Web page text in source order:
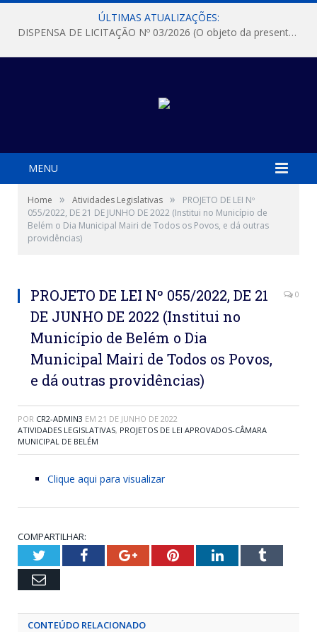
ÚLTIMAS ATUALIZAÇÕES:
DISPENSA DE LICITAÇÃO Nº 03/2026 (O objeto da presente dispensa é a escolha da proposta mais vantajosa para a aquisição, de aparelhos de ar condicionado, tipo Split, com material de instalação e fogão industrial, conforme condições, quantidades e exigências estabelecidas no termo de referencia e neste aviso de contratação direta e seus anexos)
MENU
Home » Atividades Legislativas »
PROJETO DE LEI Nº
055/2022, DE 21 DE JUNHO DE 2022 (Institui no Município de
Belém o Dia Municipal Mairi de Todos os Povos, e dá outras
providências)
PROJETO DE LEI Nº 055/2022, DE 21
DE JUNHO DE 2022 (Institui no
Município de Belém o Dia
Municipal Mairi de Todos os Povos,
e dá outras providências)
0
POR CR2-ADMIN3 EM 21 DE JUNHO DE 2022
ATIVIDADES LEGISLATIVAS, PROJETOS DE LEI APROVADOS-CÂMARA
MUNICIPAL DE BELÉM
Clique aqui para visualizar
COMPARTILHAR:
TwitterFacebookGoogle+PinterestLinkedInTumblr
Email
CONTEÚDO RELACIONADO